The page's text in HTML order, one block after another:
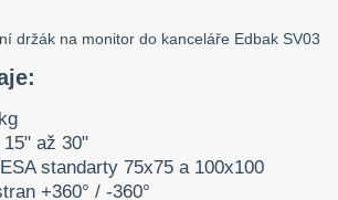
až 30"
standarty 75x75 a 100x100
+360° / -360°